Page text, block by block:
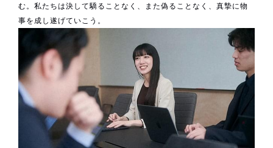
む。私たちは決して驕ることなく、また偽ることなく、真摯に物
事を成し遂げていこう。